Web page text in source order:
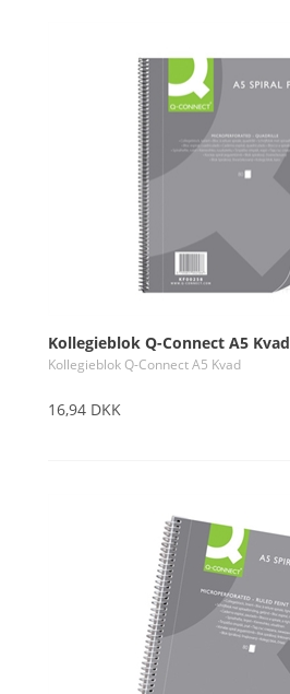
Kollegieblok Q-Connect A5 Kvad
Kollegieblok Q-Connect A5 Kvad
16,94 DKK